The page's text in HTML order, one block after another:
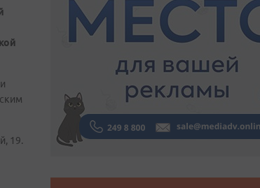
19.